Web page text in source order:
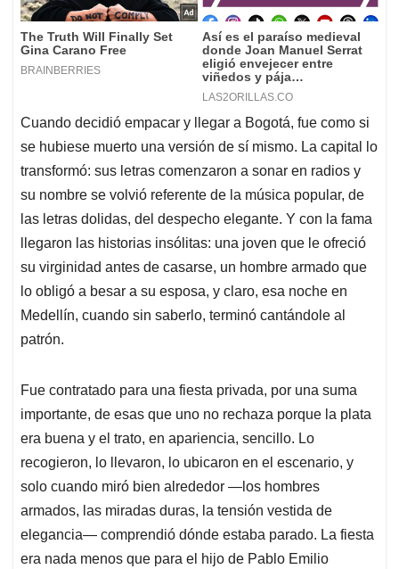
Cuando decidió empacar y llegar a Bogotá, fue como si
se hubiese muerto una versión de sí mismo. La capital lo
transformó: sus letras comenzaron a sonar en radios y
su nombre se volvió referente de la música popular, de
las letras dolidas, del despecho elegante. Y con la fama
llegaron las historias insólitas: una joven que le ofreció
su virginidad antes de casarse, un hombre armado que
lo obligó a besar a su esposa, y claro, esa noche en
Medellín, cuando sin saberlo, terminó cantándole al
patrón.
Fue contratado para una fiesta privada, por una suma
importante, de esas que uno no rechaza porque la plata
era buena y el trato, en apariencia, sencillo. Lo
recogieron, lo llevaron, lo ubicaron en el escenario, y
solo cuando miró bien alrededor —los hombres
armados, las miradas duras, la tensión vestida de
elegancia— comprendió dónde estaba parado. La fiesta
era nada menos que para el hijo de Pablo Emilio